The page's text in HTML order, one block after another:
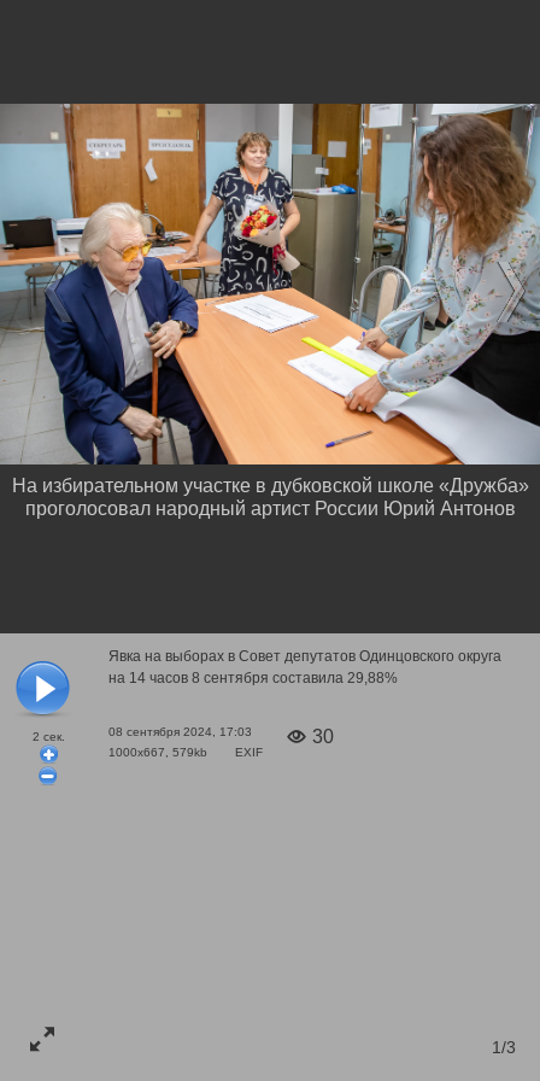
2 сек.
Явка на выборах в Совет депутатов Одинцовского округа
на 14 часов 8 сентября составила 29,88%
08 сентября 2024, 17:03
1000x667, 579kb
EXIF
30
1/3
На избирательном участке в дубковской школе «Дружба»
проголосовал народный артист России Юрий Антонов